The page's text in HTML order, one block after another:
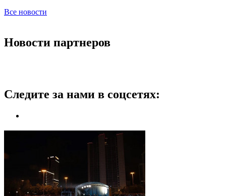
Все новости
Новости партнеров
Следите за нами в соцсетях: